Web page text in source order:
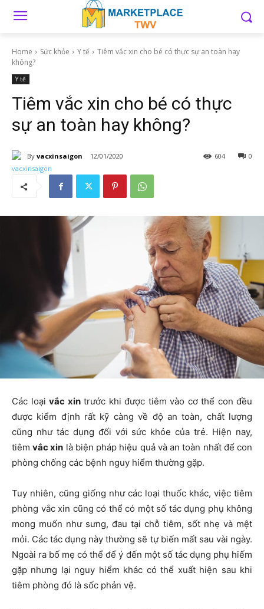
Home Sức khỏe Y tế
Tiêm vắc xin cho bé có thực sự an toàn hay
không?
Y tế
Tiêm vắc xin cho bé có thực
sự an toàn hay không?
By vacxinsaigon 12/01/2020 0
604
Các loại vắc xintrước khi được tiêm vào cơ thể con đều
được kiểm định rất kỹ càng về độ an toàn, chất lượng
cũng như tác dụng đối với sức khỏe của trẻ. Hiện nay,
tiêmvắc xin là biện pháp hiệu quả và an toàn nhất để con
phòng chống các bệnh nguy hiểm thường gặp.
Tuy nhiên, cũng giống như các loại thuốc khác, việc tiêm
phòng vắc xin cũng có thể có một số tác dụng phụ không
mong muốn như sưng, đau tại chỗ tiêm, sốt nhẹ và mệt
mỏi. Các tác dụng này thường sẽ tự biến mất sau vài ngày.
Ngoài ra bố mẹ có thể để ý đến một số tác dụng phụ hiếm
gặp nhưng lại nguy hiểm khác có thể xuất hiện sau khi
tiêm phòng đó là sốc phản vệ.